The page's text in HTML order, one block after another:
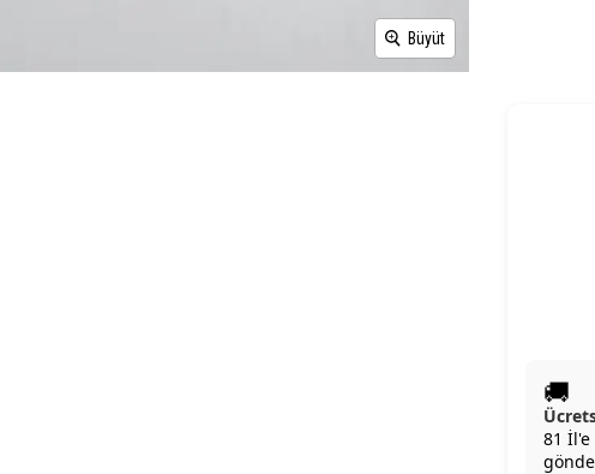
Büyüt
🚚
81